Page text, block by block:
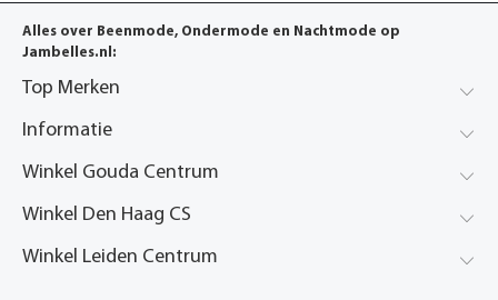
Alles over Beenmode, Ondermode en Nachtmode op
Jambelles.nl:
Top Merken
Informatie
Winkel Gouda Centrum
Winkel Den Haag CS
Winkel Leiden Centrum